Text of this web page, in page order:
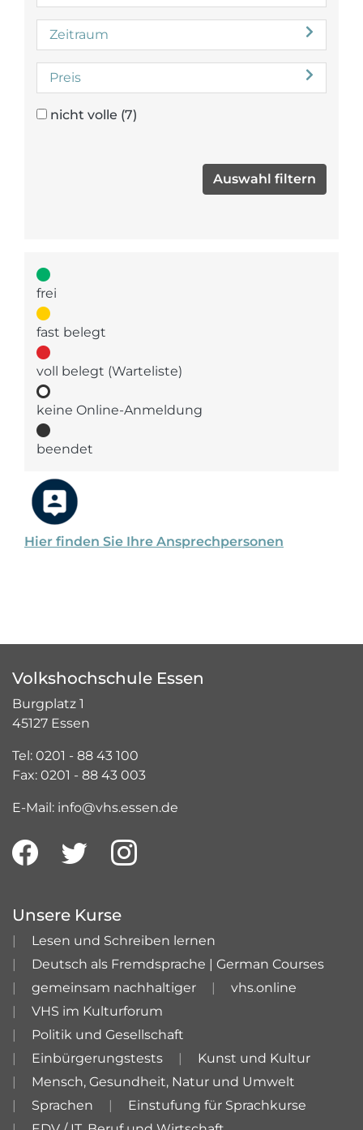
Hier finden Sie Ihre Ansprechpersonen
Zeitraum
Preis
nicht volle (7)
frei
fast belegt
voll belegt (Warteliste)
keine Online-Anmeldung
beendet
Volkshochschule Essen
Burgplatz 1
45127 Essen
Tel: 0201 - 88 43 100
Fax: 0201 - 88 43 003
E-Mail: info@vhs.essen.de
Unsere Kurse
Lesen und Schreiben lernen
Deutsch als Fremdsprache | German Courses
gemeinsam nachhaltiger
vhs.online
VHS im Kulturforum
Politik und Gesellschaft
Einbürgerungstests
Kunst und Kultur
Mensch, Gesundheit, Natur und Umwelt
Sprachen
Einstufung für Sprachkurse